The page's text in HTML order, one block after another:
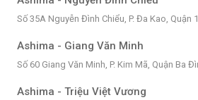
Số 35A Nguyễn Đình Chiểu, P. Đa Kao, Quận
Ashima - Giang Văn Minh
Số 60 Giang Văn Minh, P. Kim Mã, Quận Ba
Ashima - Triệu Việt Vương